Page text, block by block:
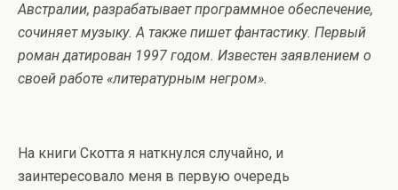
Австралии, разрабатывает программное обеспечение,
сочиняет музыку. А также пишет фантастику. Первый
роман датирован 1997 годом. Известен заявлением о
своей работе «литературным негром».
На книги Скотта я наткнулся случайно, и
заинтересовало меня в первую очередь